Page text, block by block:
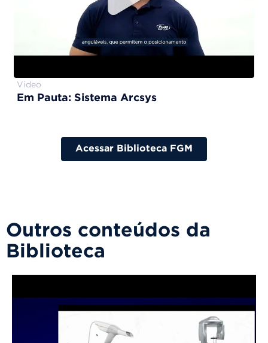
Video
Em Pauta: Sistema Arcsys
Acessar Biblioteca FGM
Outros conteúdos da
Biblioteca